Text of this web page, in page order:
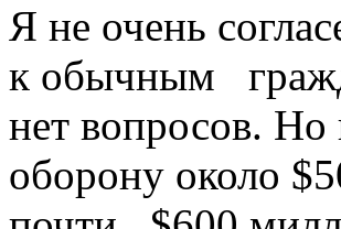
Я не очень
к обычным
нет вопросов. Но
оборону около